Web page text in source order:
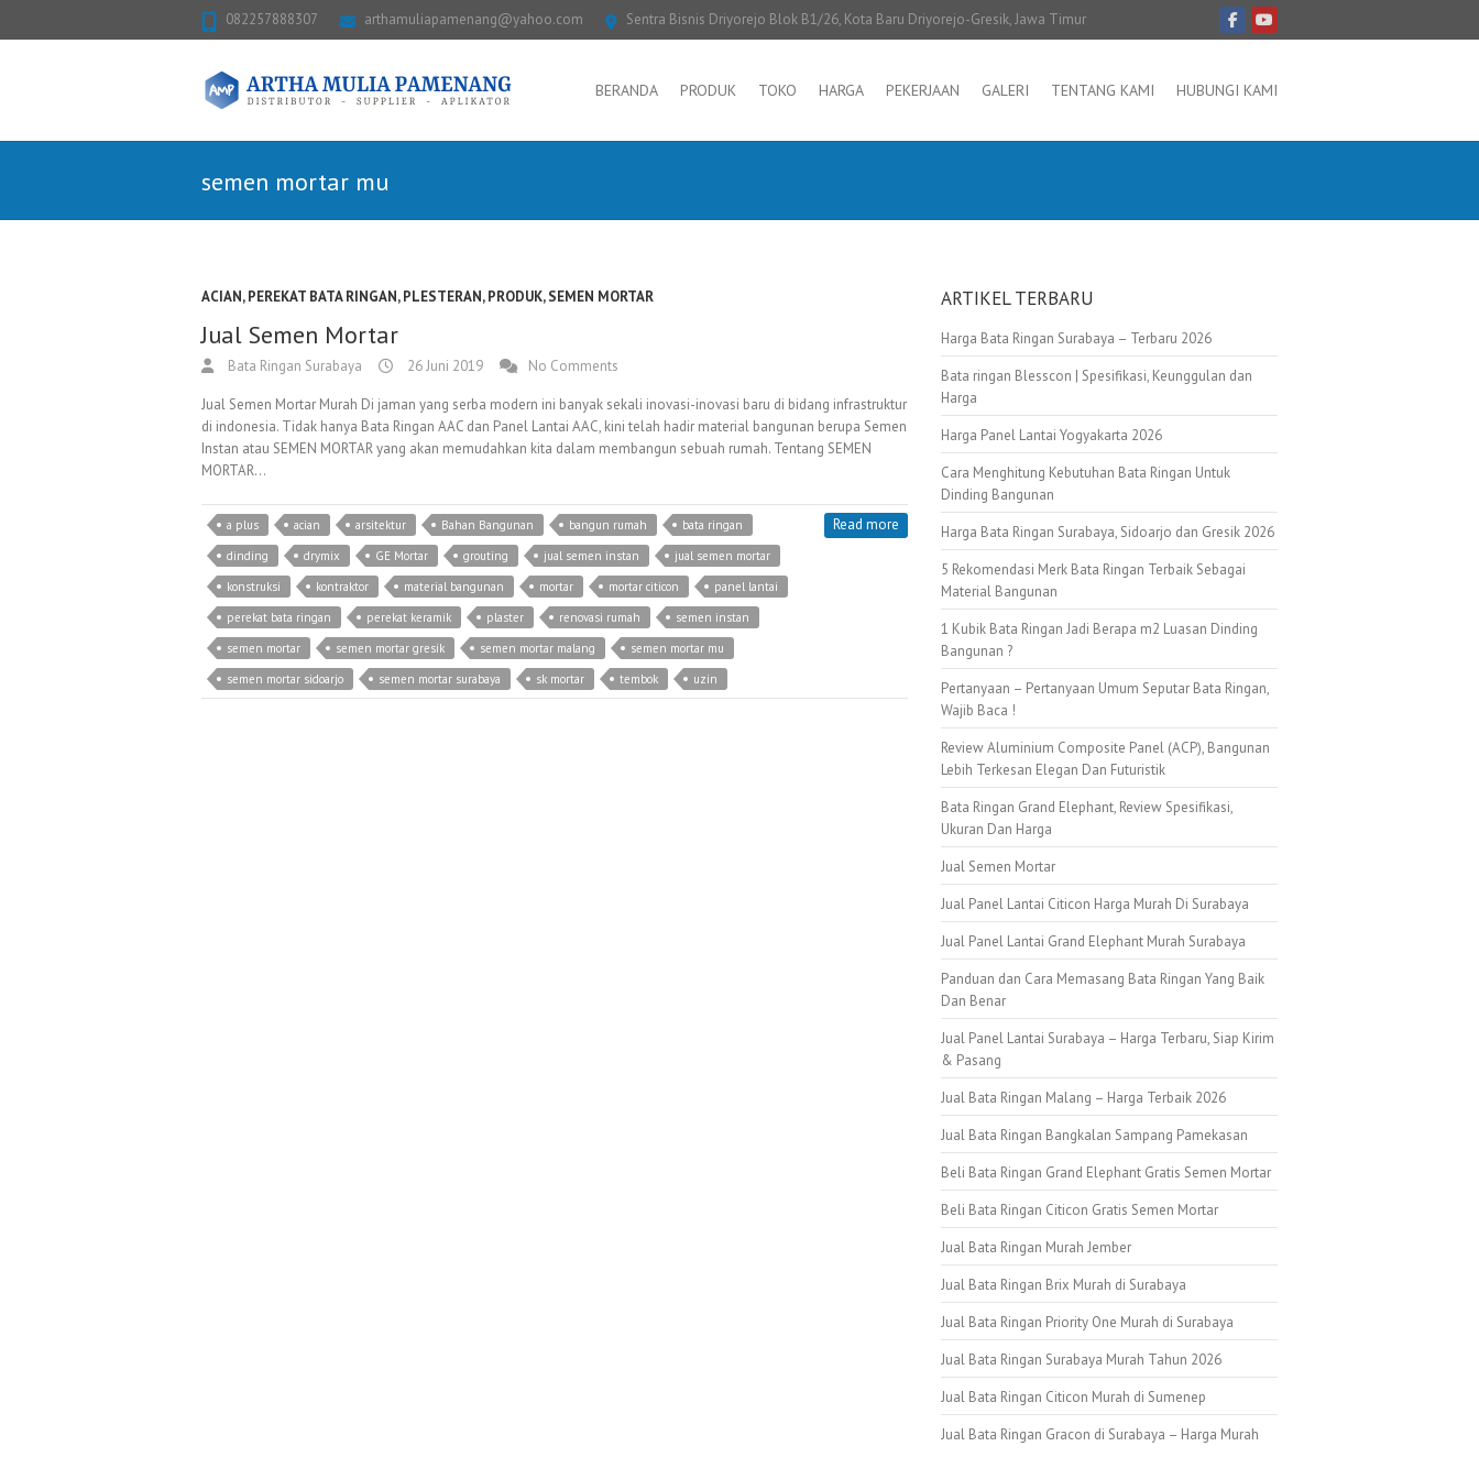
082257888307 arthamuliapamenang@yahoo.com Sentra Bisnis Driyorejo Blok B1/26, Kota Baru Driyorejo-Gresik, Jawa Timur
BERANDA PRODUK TOKO HARGA PEKERJAAN GALERI TENTANG KAMI HUBUNGI KAMI
semen mortar mu
ACIAN,PEREKAT BATA RINGAN,PLESTERAN,PRODUK,SEMEN MORTAR
Jual Semen Mortar
Bata Ringan Surabaya 26 Juni 2019 No Comments
Jual Semen Mortar Murah Di jaman yang serba modern ini banyak sekali inovasi-inovasi baru di bidang infrastruktur
di indonesia. Tidak hanya Bata Ringan AAC dan Panel Lantai AAC, kini telah hadir material bangunan berupa Semen
Instan atau SEMEN MORTAR yang akan memudahkan kita dalam membangun sebuah rumah. Tentang SEMEN
MORTAR…
a plus acian arsitektur Bahan Bangunan bangun rumah
bata ringan
dinding
drymix GE Mortar grouting jual semen instan
jual semen mortar
konstruksi
kontraktor material bangunan mortar mortar citicon
panel lantai
perekat bata ringan
perekat keramik plaster renovasi rumah
semen instan
semen mortar
semen mortar gresik semen mortar malang
semen mortar mu
semen mortar sidoarjo
semen mortar surabaya sk mortar tembok uzin
Read more
ARTIKEL TERBARU
Harga Bata Ringan Surabaya – Terbaru 2026
Bata ringan Blesscon | Spesifikasi, Keunggulan dan
Harga
Harga Panel Lantai Yogyakarta 2026
Cara Menghitung Kebutuhan Bata Ringan Untuk
Dinding Bangunan
Harga Bata Ringan Surabaya, Sidoarjo dan Gresik 2026
5 Rekomendasi Merk Bata Ringan Terbaik Sebagai
Material Bangunan
1 Kubik Bata Ringan Jadi Berapa m2 Luasan Dinding
Bangunan ?
Pertanyaan – Pertanyaan Umum Seputar Bata Ringan,
Wajib Baca !
Review Aluminium Composite Panel (ACP), Bangunan
Lebih Terkesan Elegan Dan Futuristik
Bata Ringan Grand Elephant, Review Spesifikasi,
Ukuran Dan Harga
Jual Semen Mortar
Jual Panel Lantai Citicon Harga Murah Di Surabaya
Jual Panel Lantai Grand Elephant Murah Surabaya
Panduan dan Cara Memasang Bata Ringan Yang Baik
Dan Benar
Jual Panel Lantai Surabaya – Harga Terbaru, Siap Kirim
& Pasang
Jual Bata Ringan Malang – Harga Terbaik 2026
Jual Bata Ringan Bangkalan Sampang Pamekasan
Beli Bata Ringan Grand Elephant Gratis Semen Mortar
Beli Bata Ringan Citicon Gratis Semen Mortar
Jual Bata Ringan Murah Jember
Jual Bata Ringan Brix Murah di Surabaya
Jual Bata Ringan Priority One Murah di Surabaya
Jual Bata Ringan Surabaya Murah Tahun 2026
Jual Bata Ringan Citicon Murah di Sumenep
Jual Bata Ringan Gracon di Surabaya – Harga Murah